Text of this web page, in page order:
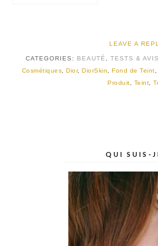
LEAVE A
CATEGORIES: BEAUTÉ TESTS & AVIS
Cosmétiques
Dior, DiorSkin Fond de Teint
Produit
Teint
QUI SUIS-